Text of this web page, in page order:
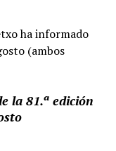
ha informado
(ambos
la 81.ª edición